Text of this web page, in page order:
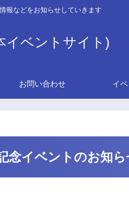
報などをお知らせしていきます
イベントサイト)
お問い合わせ イベ
念イベントのお知ら